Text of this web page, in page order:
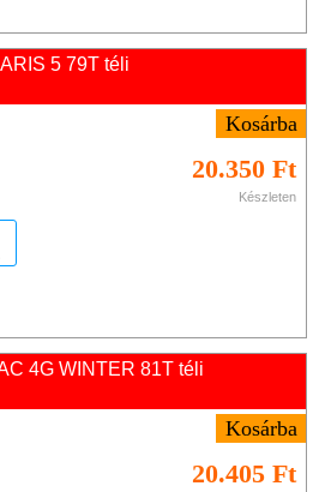
5 79T téli
20.350 Ft
Készleten
4G WINTER 81T téli
20.405 Ft